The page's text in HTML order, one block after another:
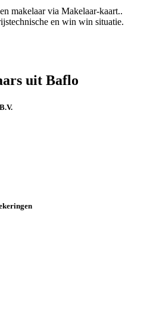
makelaar via Makelaar-kaart..
en win win situatie.
uit Baflo